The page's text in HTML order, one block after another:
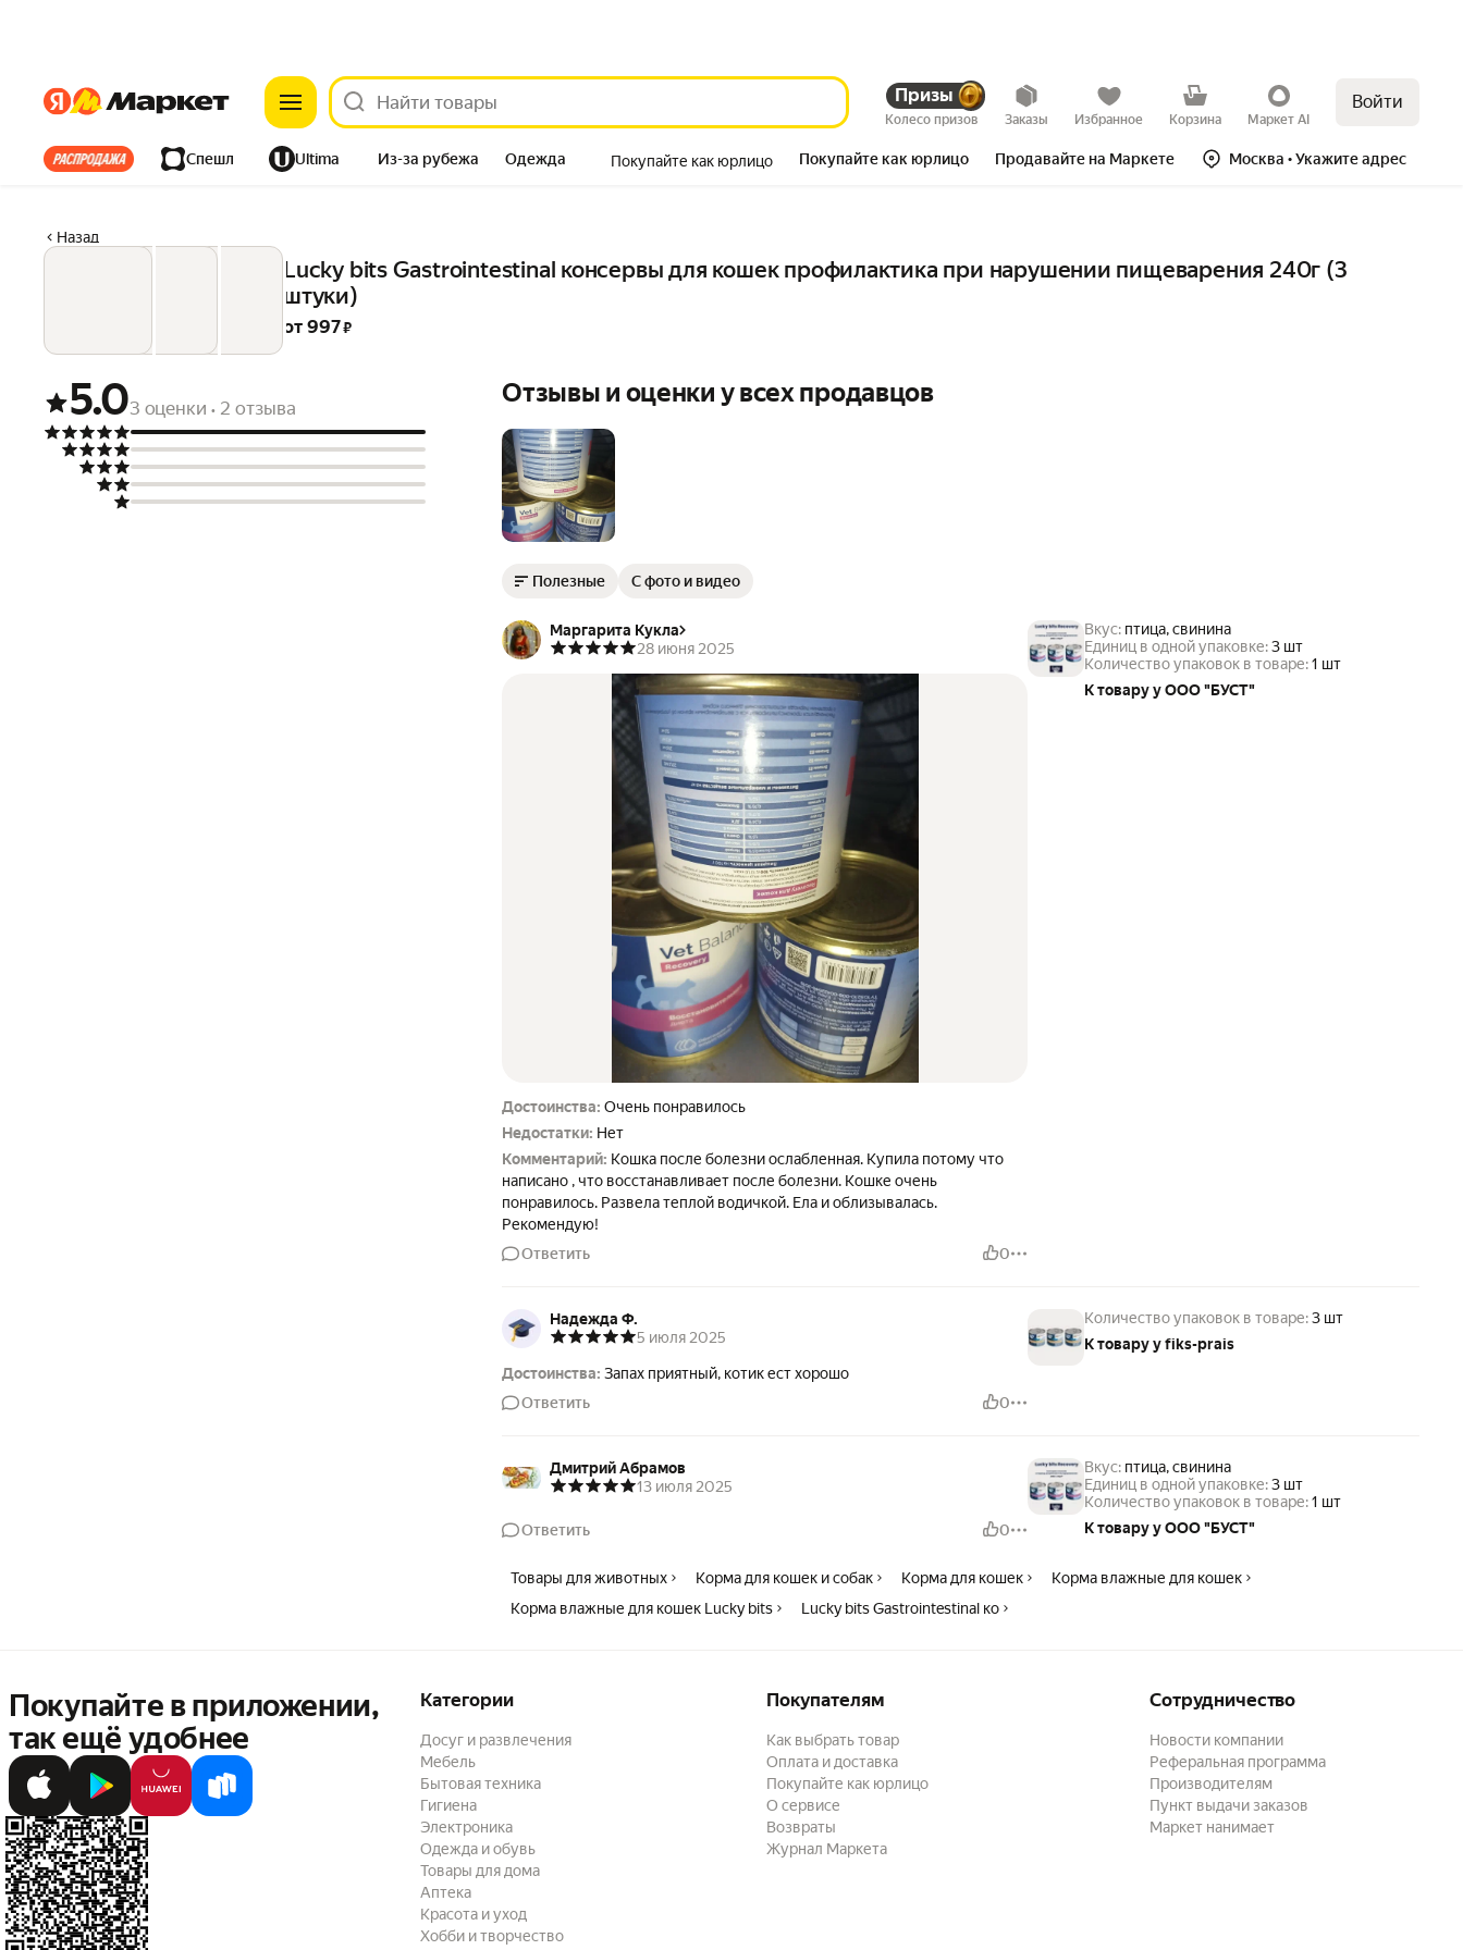
ЯндексЯндекс Призы
Колесо призов Заказы Избранное Корзина Маркет AI
Войти
Все хиты Спешл Ultima Из-за рубежа Одежда Покупайте как юрлицо Покупайте как юрлицо Продавайте на Маркете Москва • Укажите адрес
Назад
Lucky bits Gastrointestinal консервы для кошек профилактика при нарушении пищеварения 240г (3
штуки)
от 997 ₽
5.03 оценки • 2 отзыва Отзывы и оценки у всех продавцов
Полезные С фото и видео
Маргарита Кукла
28 июня 2025
Достоинства: Очень понравилось
Недостатки: Нет
Комментарий: Кошка после болезни ослабленная. Купила потому что
написано , что восстанавливает после болезни. Кошке очень
понравилось. Развела теплой водичкой. Ела и облизывалась.
Рекомендую!
Ответить
0
Вкус: птица, свинина
Единиц в одной упаковке:3 шт
Количество упаковок в товаре:1 шт
К товару у ООО "БУСТ"
Надежда Ф.
5 июля 2025
Достоинства: Запах приятный, котик ест хорошо
Ответить
0
Количество упаковок в товаре:3 шт
К товару у fiks-prais
Дмитрий Абрамов
13 июля 2025
Ответить 0
Вкус: птица, свинина
Единиц в одной упаковке:3 шт
Количество упаковок в товаре:1 шт
К товару у ООО "БУСТ"
Товары для животных Корма для кошек и собак Корма для кошек
Корма влажные для кошек
Корма влажные для кошек Lucky bits
Lucky bits Gastrointestinal ко
Покупайте в приложении,
так ещё удобнее
Категории
Досуг и развлечения
Мебель
Бытовая техника
Гигиена
Электроника
Одежда и обувь
Товары для дома
Аптека
Красота и уход
Хобби и творчество
Покупателям
Как выбрать товар
Оплата и доставка
Покупайте как юрлицо
О сервисе
Возвраты
Журнал Маркета
Сотрудничество
Новости компании
Реферальная программа
Производителям
Пункт выдачи заказов
Маркет нанимает